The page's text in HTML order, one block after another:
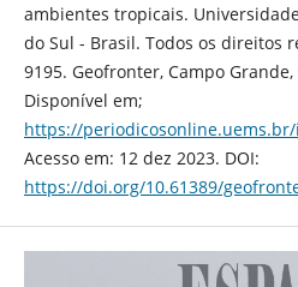
ambientes tropicais.
do Sul - Brasil. Todos os direitos
9195. Geofronter, Campo Grande,
Disponível em;
https://
Acesso em: 12 dez 2023. DOI:
https://doi.org/10.61389/